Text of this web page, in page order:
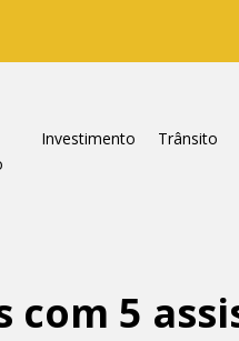
Investimento
Trânsito
com 5